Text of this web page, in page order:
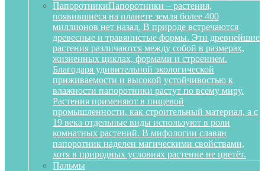
ПапоротникиПапоротники – растения,
появившиеся на планете земля более 400
миллионов нет назад. В природе встречаются
древесные и травянистые формы. Эти древнейшие
растения различаются между собой в размерах,
жизненных циклах, формами и строением.
Благодаря удивительной экологической
приживаемости и высокой устойчивостью к
влажности папоротники растут по всему миру.
Растения применяют в пищевой
промышленности, как строительный материал, а с
19 века отдельные виды используют в роли
комнатных растений. В мифологии славян
папоротник наделен магическими свойствами,
хотя в природных условиях растение не цветёт.
Пальмы